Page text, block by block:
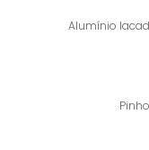
Alumínio